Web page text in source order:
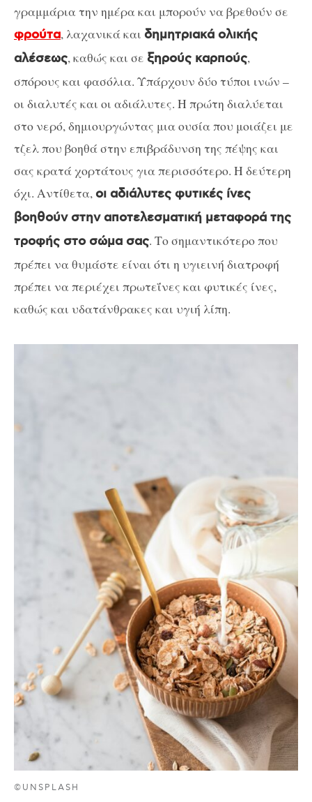
γραμμάρια την ημέρα και μπορούν να βρεθούν σε
φρούτα, λαχανικά και δημητριακά ολικής
αλέσεως, καθώς και σε ξηρούς καρπούς,
σπόρους και φασόλια. Υπάρχουν δύο τύποι ινών –
οι διαλυτές και οι αδιάλυτες. Η πρώτη διαλύεται
στο νερό, δημιουργώντας μια ουσία που μοιάζει με
τζελ που βοηθά στην επιβράδυνση της πέψης και
σας κρατά χορτάτους για περισσότερο. Η δεύτερη
όχι. Αντίθετα, οι αδιάλυτες φυτικές ίνες
βοηθούν στην αποτελεσματική μεταφορά της
τροφής στο σώμα σας. Το σημαντικότερο που
πρέπει να θυμάστε είναι ότι η υγιεινή διατροφή
πρέπει να περιέχει πρωτεΐνες και φυτικές ίνες,
καθώς και υδατάνθρακες και υγιή λίπη.
©UNSPLASH